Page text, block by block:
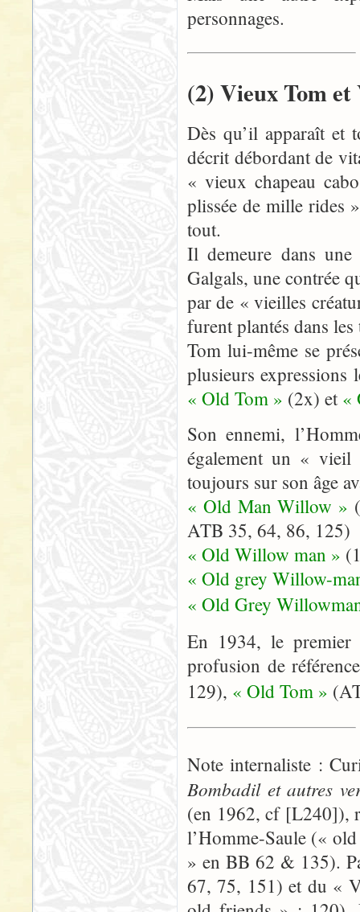
personnages.
(2) Vieux Tom
Dès qu’il apparaît et
décrit débordant de
« vieux chapeau
plissée de mille rides
tout.
Il demeure dans
Galgals, une contrée
par de « vieilles
furent plantés dans
Tom lui-même se
plusieurs
« Old Tom » (2x) et «
Son ennemi,
également un « vieil
toujours sur son âge
« Old Man Willow »
ATB 35, 64, 86, 125)
« Old Willow man »
« Old grey Willow-
« Old Grey
En 1934, le premier
profusion de
129), « Old Tom »
Note internaliste :
Bombadil et autres
(en 1962, cf [L240]),
l’Homme-Saule («
» en BB 62 & 135).
67, 75, 151) et du «